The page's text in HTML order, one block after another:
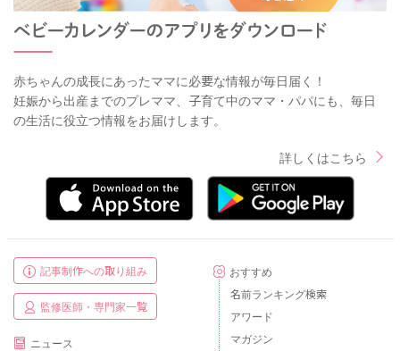
赤ちゃんの成長にあったママに必要な情報が毎日届く！
妊娠から出産までのプレママ、子育て中のママ・パパにも、毎日
の生活に役立つ情報をお届けします。
詳しくはこちら
記事制作への取り組み
監修医師・専門家一覧
ニュース
おすすめ
名前ランキング検索
アワード
マガジン